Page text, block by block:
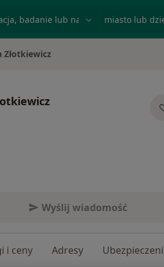
Złotkiewicz
Wyślij wiadomość
i ceny Adresy